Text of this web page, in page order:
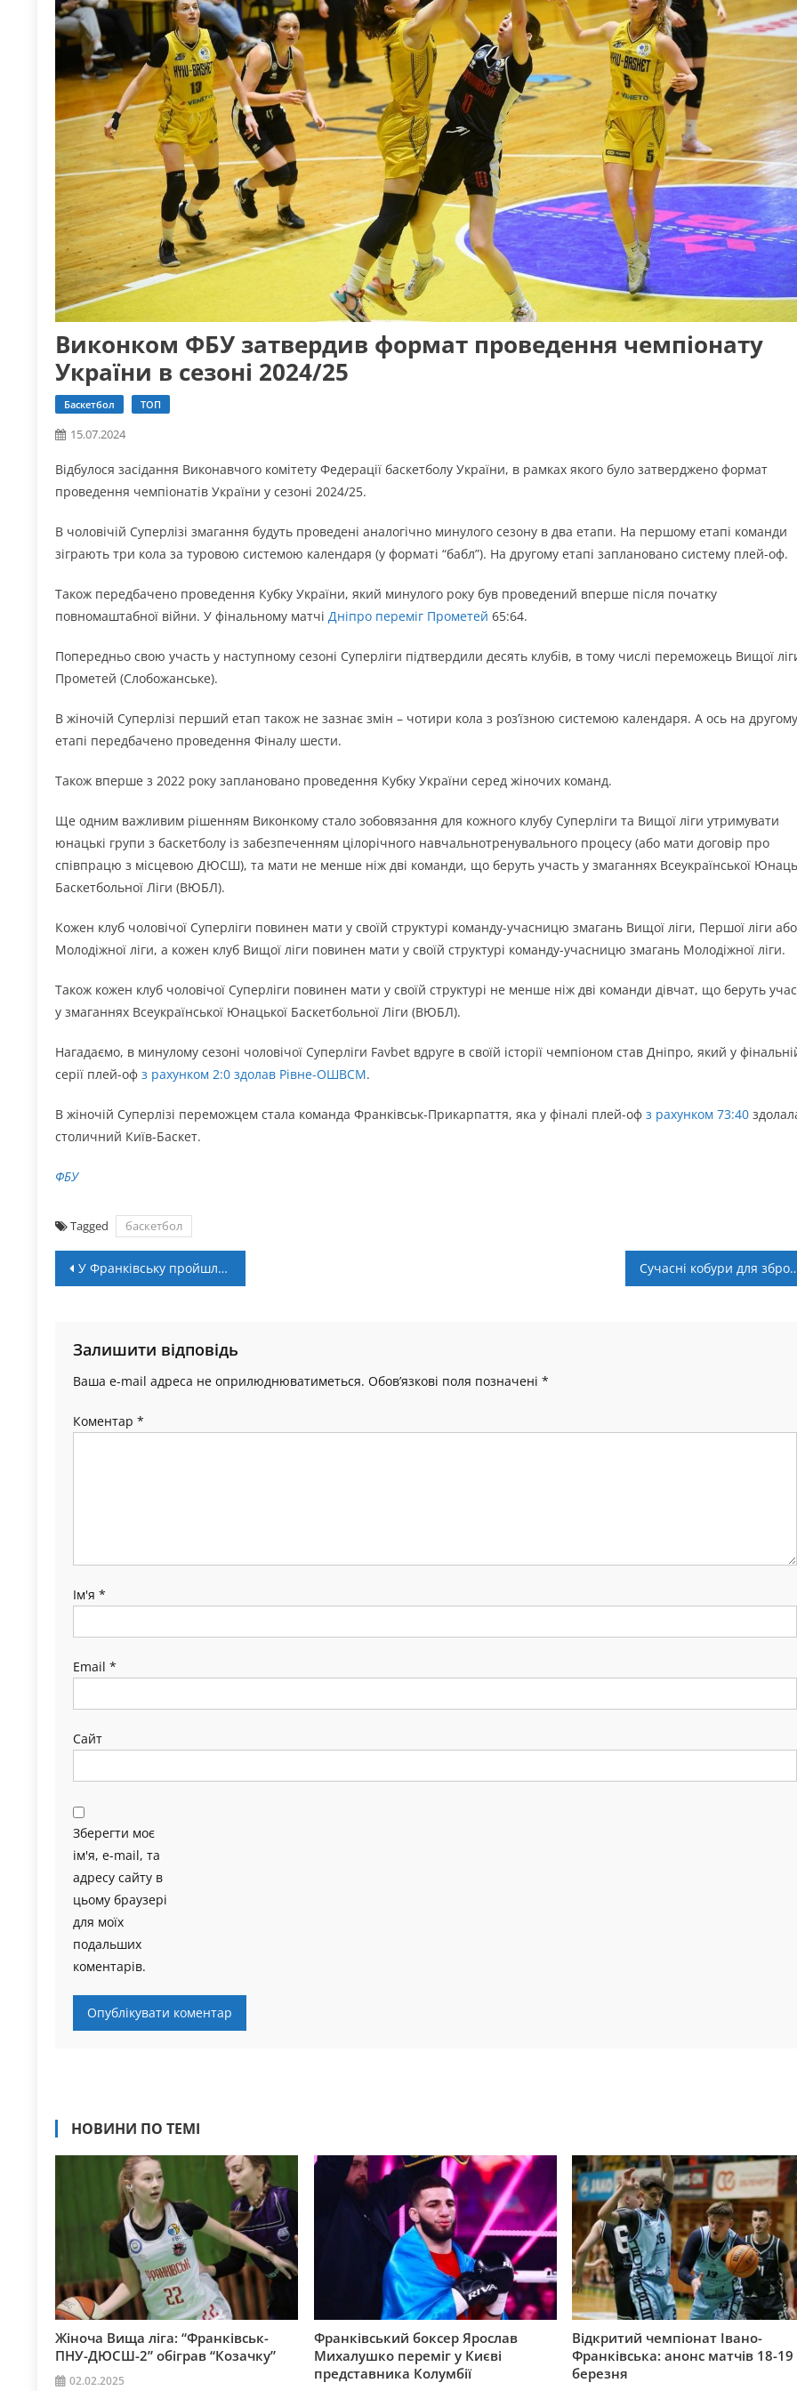
Виконком ФБУ затвердив формат проведення чемпіонату
України в сезоні 2024/25
Баскетбол ТОП
15.07.2024
Відбулося засідання Виконавчого комітету Федерації баскетболу України, в рамках якого було затверджено формат
проведення чемпіонатів України у сезоні 2024/25.
В чоловічій Суперлізі змагання будуть проведені аналогічно минулого сезону в два етапи. На першому етапі команди
зіграють три кола за туровою системою календаря (у форматі “бабл”). На другому етапі заплановано систему плей-оф.
Також передбачено проведення Кубку України, який минулого року був проведений вперше після початку
повномаштабної війни. У фінальному матчі Дніпро переміг Прометей 65:64.
Попередньо свою участь у наступному сезоні Суперліги підтвердили десять клубів, в тому числі переможець Вищої
Прометей (Слобожанське).
В жіночій Суперлізі перший етап також не зазнає змін – чотири кола з роз’їзною системою календаря. А ось на другому
етапі передбачено проведення Фіналу шести.
Також вперше з 2022 року заплановано проведення Кубку України серед жіночих команд.
Ще одним важливим рішенням Виконкому стало зобовязання для кожного клубу Суперліги та Вищої ліги утримувати
юнацькі групи з баскетболу із забезпеченням цілорічного навчальнотренувального процесу (або мати договір про
співпрацю з місцевою ДЮСШ), та мати не менше ніж дві команди, що беруть участь у змаганнях Всеукраїнської
Баскетбольної Ліги (ВЮБЛ).
Кожен клуб чоловічої Суперліги повинен мати у своїй структурі команду-учасницю змагань Вищої ліги, Першої ліги або
Молодіжної ліги, а кожен клуб Вищої ліги повинен мати у своїй структурі команду-учасницю змагань Молодіжної ліги.
Також кожен клуб чоловічої Суперліги повинен мати у своїй структурі не менше ніж дві команди дівчат, що беруть
у змаганнях Всеукраїнської Юнацької Баскетбольної Ліги (ВЮБЛ).
Нагадаємо, в минулому сезоні чоловічої Суперліги Favbet вдруге в своїй історії чемпіоном став Дніпро, який у
серії плей-оф з рахунком 2:0 здолав Рівне-ОШВСМ.
В жіночій Суперлізі переможцем стала команда Франківськ-Прикарпаття, яка у фіналі плей-оф з рахунком 73:40
столичний Київ-Баскет.
ФБУ
Tagged баскетбол
Навігація
У Франківську пройшли аматорські змагання з плавання та бігу Сучасні кобури для зброї:
Залишити відповідь
Ваша e-mail адреса не оприлюднюватиметься. Обов’язкові поля позначені *
Коментар *
Ім'я *
Email *
Сайт
Зберегти моє
ім'я, e-mail, та
адресу сайту в
цьому браузері
для моїх
подальших
коментарів.
НОВИНИ ПО ТЕМІ
Жіноча Вища ліга: “Франківськ-
ПНУ-ДЮСШ-2” обіграв “Козачку”
02.02.2025
Франківський боксер Ярослав
Михалушко переміг у Києві
представника Колумбії
Відкритий чемпіонат Івано-
Франківська: анонс матчів 18-19
березня